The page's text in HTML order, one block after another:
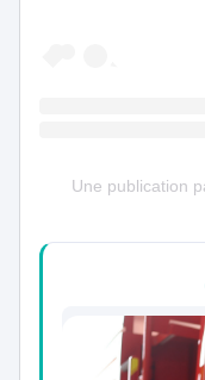
Une publication